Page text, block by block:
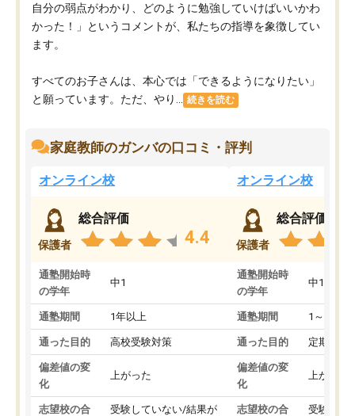
自分の弱点がわかり、どのように勉強していけばいいかわ
かった！」というコメントが、私たちの指導を象徴してい
ます。
すべてのお子さんは、本心では「できるようになりたい」
と願っています。ただ、やり...
続きを読む
家庭教師のガンバの口コミ・評判
オンライン校
保護者
総合評価
4.4
通塾開始時
の学年
中1
通塾期間 1年以上
通った目的 高校受験対策
偏差値の変
化
上がった
志望校の合
受験していない/結果が
オンライン校
保護者
総合評価
通塾開始時
の学年
中1
通塾期間 1～3ヵ月
通った目的 定期テス
偏差値の変
化
上がった
志望校の合
受験して